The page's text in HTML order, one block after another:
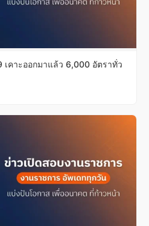
คาะออกมาแล้ว 6,000 อัตราทั่ว